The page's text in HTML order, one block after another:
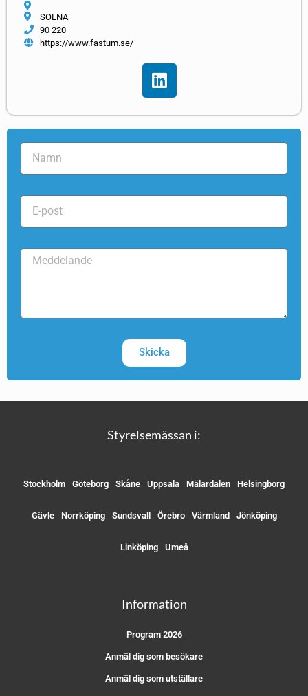
SOLNA
90 220
https://www.fastum.se/
Skicka
Styrelsemässan i:
Stockholm Göteborg Skåne Uppsala Mälardalen Helsingborg
Gävle Norrköping Sundsvall Örebro Värmland Jönköping
Linköping Umeå
Information
Program 2026
Anmäl dig som besökare
Anmäl dig som utställare